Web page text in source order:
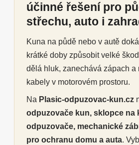
účinné řešení pro
střechu, auto i
Kuna na půdě nebo v autě
krátké doby způsobit velké
dělá hluk, zanechává zápach a
kabely v motorovém prostoru.
Na Plasic-odpuzovac-kun.cz
odpuzovače kun, sklopce na
odpuzovače, mechanické
pro ochranu domu a auta.